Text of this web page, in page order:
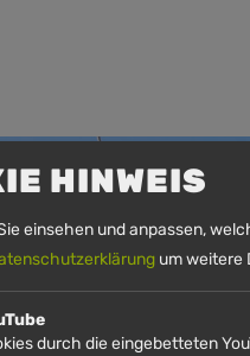
HINWEIS
einsehen und anpassen,
um weitere
durch die eingebetteten